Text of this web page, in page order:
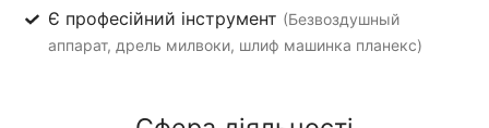
Є професійний інструмент (Безвоздушный
аппарат, дрель милвоки, шлиф машинка планекс)